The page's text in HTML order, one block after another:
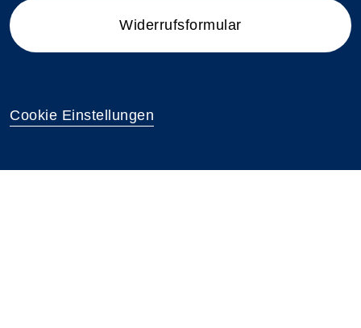
Widerrufsformular
Cookie Einstellungen